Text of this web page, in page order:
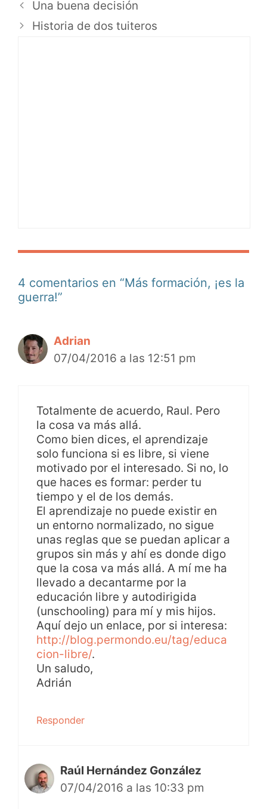
Una buena decisión
Historia de dos tuiteros
4 comentarios en “Más formación, ¡es la
guerra!”
Adrian
07/04/2016 a las 12:51 pm
Totalmente de acuerdo, Raul. Pero
la cosa va más allá.
Como bien dices, el aprendizaje
solo funciona si es libre, si viene
motivado por el interesado. Si no, lo
que haces es formar: perder tu
tiempo y el de los demás.
El aprendizaje no puede existir en
un entorno normalizado, no sigue
unas reglas que se puedan aplicar a
grupos sin más y ahí es donde digo
que la cosa va más allá. A mí me ha
llevado a decantarme por la
educación libre y autodirigida
(unschooling) para mí y mis hijos.
Aquí dejo un enlace, por si interesa:
http://blog.permondo.eu/tag/educa
cion-libre/.
Un saludo,
Adrián
Responder
Raúl Hernández González
07/04/2016 a las 10:33 pm